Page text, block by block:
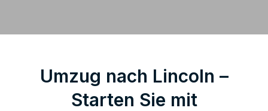
Umzug nach Lincoln –
Starten Sie mit